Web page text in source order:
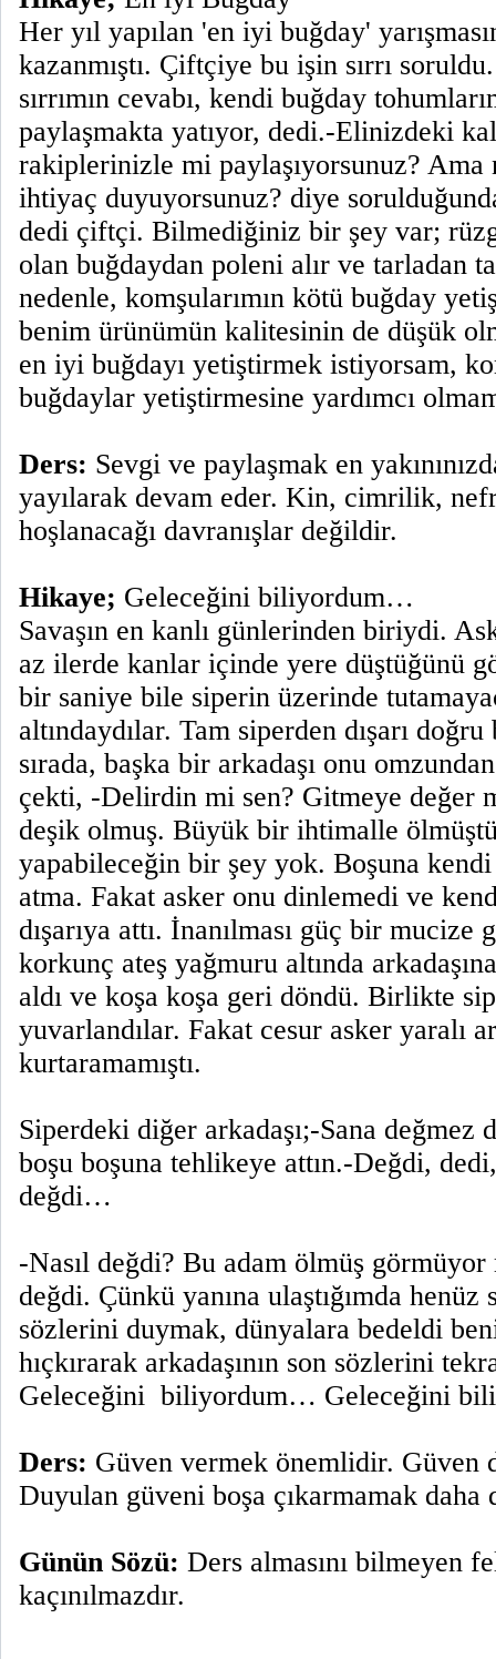
Her yıl yapılan 'en iyi buğday'
kazanmıştı. Çiftçiye bu işin sırrı
sırrımın cevabı, kendi buğday
paylaşmakta yatıyor, dedi.-Elinizdeki
rakiplerinizle mi paylaşıyorsunuz? Ama
ihtiyaç duyuyorsunuz? diye
dedi çiftçi. Bilmediğiniz bir şey var;
olan buğdaydan poleni alır ve tarladan
nedenle, komşularımın kötü buğday
benim ürünümün kalitesinin de düşük
en iyi buğdayı yetiştirmek istiyorsam,
buğdaylar yetiştirmesine yardımcı
Ders: Sevgi ve paylaşmak en
yayılarak devam eder. Kin, cimrilik,
hoşlanacağı davranışlar değildir.
Hikaye; Geleceğini biliyordum…
Savaşın en kanlı günlerinden biriydi.
az ilerde kanlar içinde yere düştüğünü
bir saniye bile siperin üzerinde
altındaydılar. Tam siperden dışarı
sırada, başka bir arkadaşı onu
çekti, -Delirdin mi sen? Gitmeye değer
deşik olmuş. Büyük bir ihtimalle
yapabileceğin bir şey yok. Boşuna kendi
atma. Fakat asker onu dinlemedi ve
dışarıya attı. İnanılması güç bir mucize
korkunç ateş yağmuru altında
aldı ve koşa koşa geri döndü. Birlikte
yuvarlandılar. Fakat cesur asker yaralı
kurtaramamıştı.
Siperdeki diğer arkadaşı;-Sana değmez
boşu boşuna tehlikeye attın.-Değdi,
değdi…
-Nasıl değdi? Bu adam ölmüş
değdi. Çünkü yanına ulaştığımda henüz
sözlerini duymak, dünyalara bedeldi
hıçkırarak arkadaşının son sözlerini
Geleceğini biliyordum… Geleceğini
Ders: Güven vermek önemlidir. Güven
Duyulan güveni boşa çıkarmamak daha
Günün Sözü: Ders almasını bilmeyen
kaçınılmazdır.